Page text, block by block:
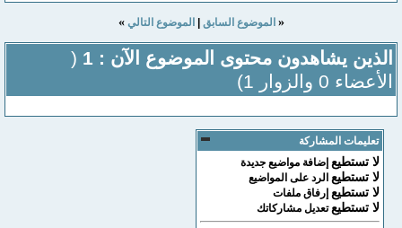
« الموضوع السابق| الموضوع التالي »
الذين يشاهدون محتوى الموضوع الآن : 1
(
الأعضاء 0 والزوار 1)
تعليمات المشاركة
لا تستطيعإضافة مواضيع جديدة
لا تستطيعالرد على المواضيع
لا تستطيعإرفاق ملفات
لا تستطيعتعديل مشاركاتك